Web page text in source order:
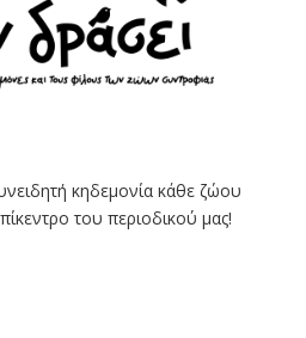
κηδεμονία κάθε ζώου
του περιοδικού μας!